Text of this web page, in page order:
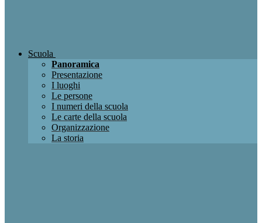
Scuola
Panoramica
Presentazione
I luoghi
Le persone
I numeri della scuola
Le carte della scuola
Organizzazione
La storia